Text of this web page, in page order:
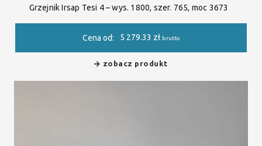
Grzejnik Irsap Tesi 4 – wys. 1800, szer. 765, moc 3673
Cena od: 5 279.33 zł brutto
zobacz produkt